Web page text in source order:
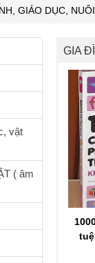
GIÁO DỤC,
vật
( âm
GIA